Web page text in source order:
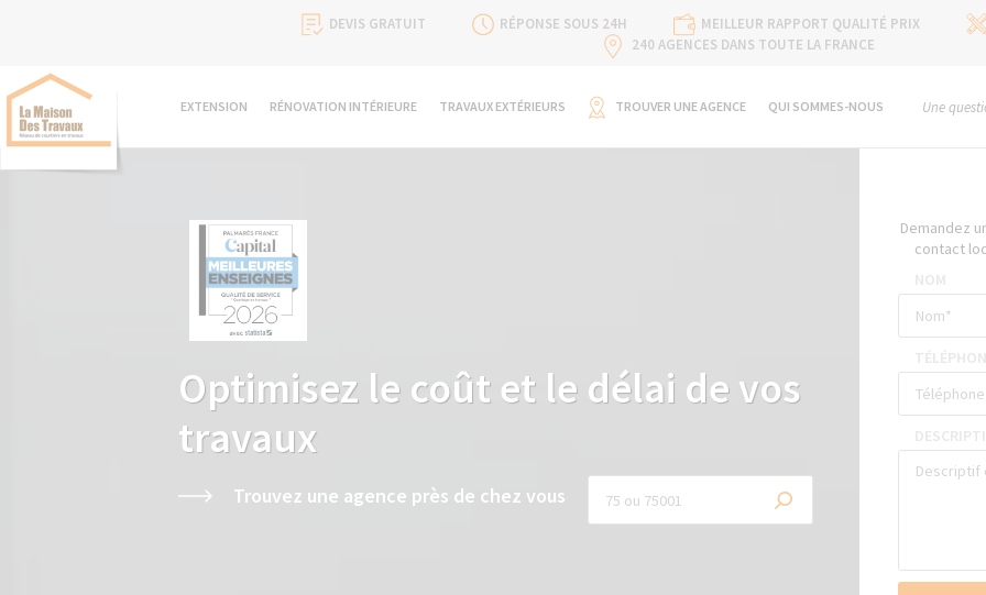
DEVIS GRATUIT RÉPONSE SOUS 24H
MEILLEUR RAPPORT QUALITÉ PRIX
240 AGENCES DANS TOUTE LA FRANCE
EXTENSION RÉNOVATION INTÉRIEURE TRAVAUX EXTÉRIEURS TROUVER UNE AGENCE QUI SOMMES-NOUS Une
Optimisez le coût et le délai de vos
travaux
Trouvez une agence près de chez vous
Demandez
contact